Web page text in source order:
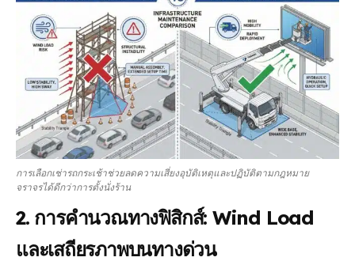
การเลือกเช่ารถกระเช้าช่วยลดความเสี่ยงอุบัติเหตุและปฏิบัติตามกฎหมาย
จราจรได้ดีกว่าการตั้งนั่งร้าน
2. การคำนวณทางฟิสิกส์: Wind Load
และเสถียรภาพบนทางด่วน